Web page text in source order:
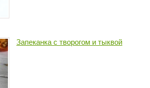
Запеканка с творогом и тыквой